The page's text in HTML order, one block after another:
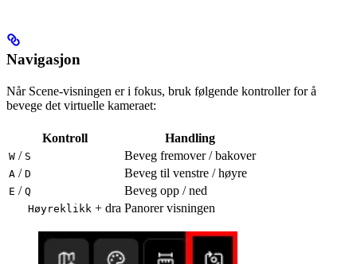
Navigasjon
Når Scene-visningen er i fokus, bruk følgende kontroller for å
bevege det virtuelle kameraet:
Kontroll Handling
W / S Beveg fremover / bakover
A / D Beveg til venstre / høyre
E / Q Beveg opp / ned
Høyreklikk + dra Panorer visningen